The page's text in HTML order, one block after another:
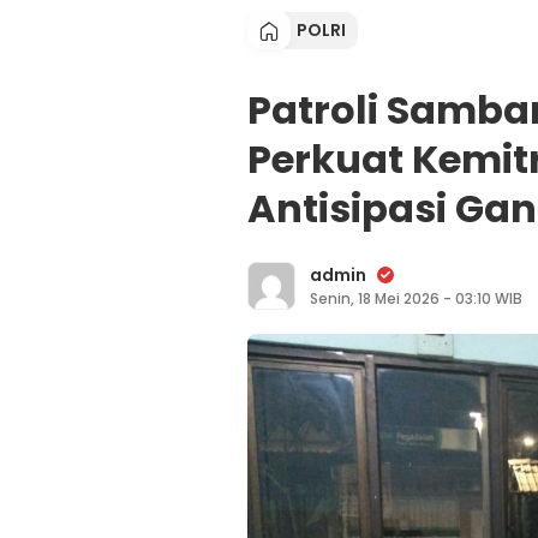
POLRI
Patroli
Perkuat
Antisipasi
admin
Senin, 18 Mei 2026 - 03:10 WIB